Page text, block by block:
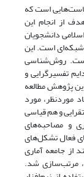
است که
از انجام این
دانشجویان
است. این
روش‌شناسی
تفسیرگرایی و
پژوهش مطالعه
موردنظر، مورد
و هم قیاسی
و مصاحبه‌های
کیو توسط 16 نفر از اعضای فعال تشکل‌های
از جامعه آماری
مرتب‌سازی شد.